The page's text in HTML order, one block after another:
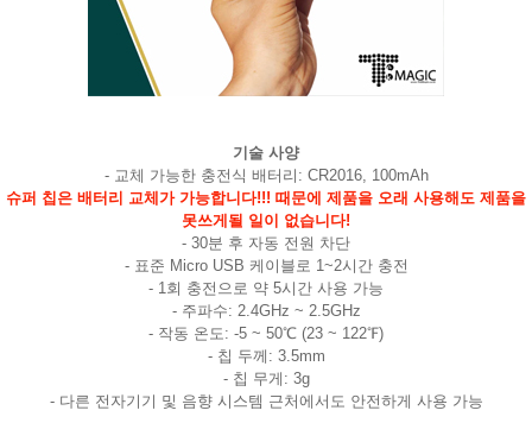
페이코 라이
구매
기술 사양
- 교체 가능한 충전식 배터리: CR2016, 100mAh
슈퍼 칩은 배터리 교체가 가능합니다!!! 때문에 제품을 오래 사용해도 제품을
못쓰게될 일이 없습니다!
- 30분 후 자동 전원 차단
- 표준 Micro USB 케이블로 1~2시간 충전
- 1회 충전으로 약 5시간 사용 가능
- 주파수: 2.4GHz ~ 2.5GHz
- 작동 온도: -5 ~ 50℃ (23 ~ 122℉)
- 칩 두께: 3.5mm
- 칩 무게: 3g
- 다른 전자기기 및 음향 시스템 근처에서도 안전하게 사용 가능